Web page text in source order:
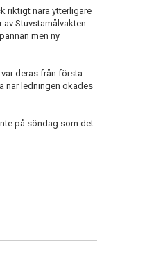
riktigt nära ytterligare
Stuvstamålvakten.
men ny
deras från första
när ledningen ökades
på söndag som det